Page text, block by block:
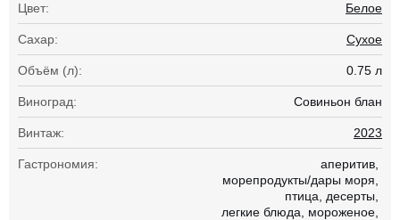
Цвет: Белое
Сахар: Сухое
Объём (л): 0.75 л
Виноград: Совиньон блан
Винтаж: 2023
Гастрономия:
аперитив
морепродукты/дары моря
птица
десерты
легкие блюда
мороженое